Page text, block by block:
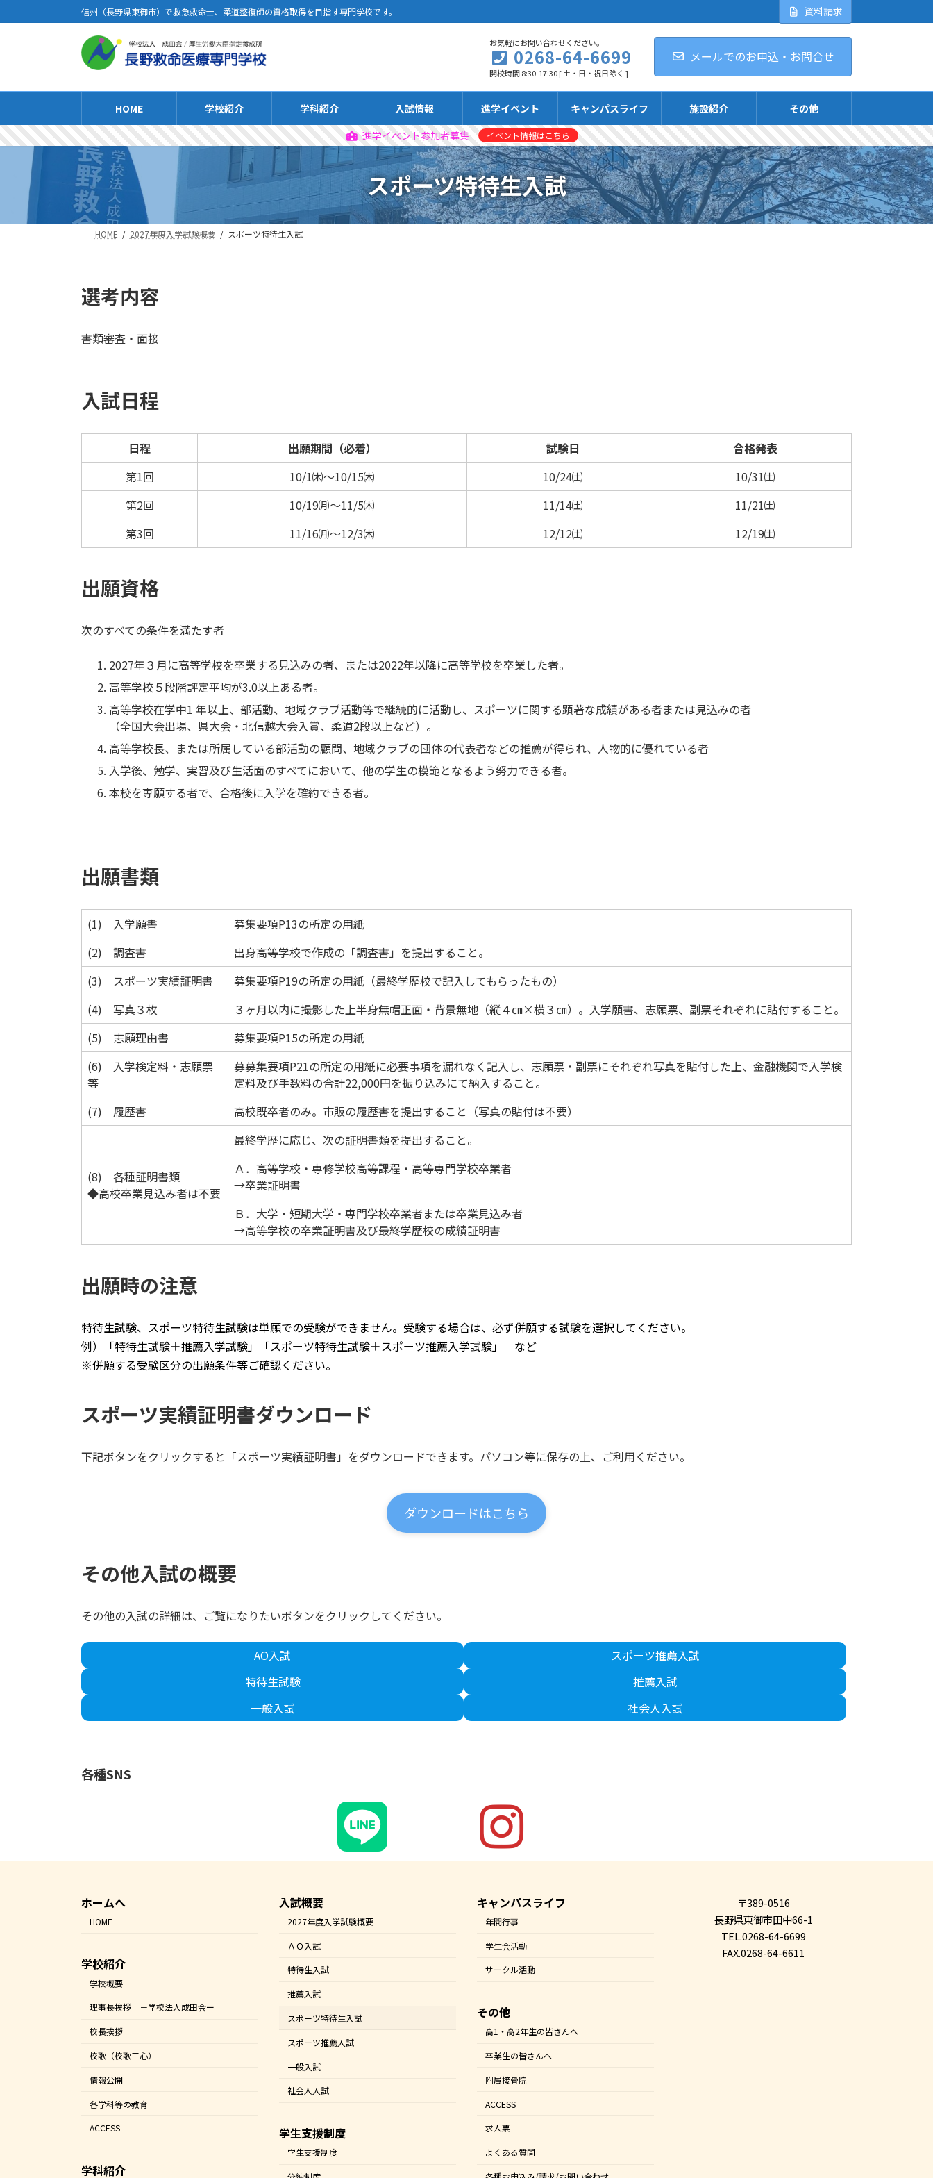
信州（長野県東御市）で救急救命士、柔道整復師の資格取得を目指す専門学校です。 資料請求
お気軽にお問い合わせください。
0268-64-6699
開校時間 8:30-17:30 [ 土・日・祝日除く ]
メールでのお申込・お問合せ
HOME 学校紹介 学科紹介 入試情報 進学イベント キャンパスライフ 施設紹介
その他
進学イベント参加者募集
イベント情報はこちら
スポーツ特待生入試
HOME 2027年度入学試験概要 スポーツ特待生入試
選考内容
書類審査・面接
入試日程
日程 出願期間（必着） 試験日
合格発表
第1回
10/1㈭～10/15㈭ 10/24㈯
10/31㈯
第2回
10/19㈪～11/5㈭ 11/14㈯
11/21㈯
第3回
11/16㈪～12/3㈭ 12/12㈯ 12/19㈯
出願資格
次のすべての条件を満たす者
2027年３月に高等学校を卒業する見込みの者、または2022年以降に高等学校を卒業した者。
高等学校５段階評定平均が3.0以上ある者。
高等学校在学中1 年以上、部活動、地域クラブ活動等で継続的に活動し、スポーツに関する顕著な成績がある者または見込みの者
（全国大会出場、県大会・北信越大会入賞、柔道2段以上など）。
高等学校長、または所属している部活動の顧問、地域クラブの団体の代表者などの推薦が得られ、人物的に優れている者
入学後、勉学、実習及び生活面のすべてにおいて、他の学生の模範となるよう努力できる者。
本校を専願する者で、合格後に入学を確約できる者。
出願書類
(1) 入学願書
募集要項P13の所定の用紙
(2) 調査書
出身高等学校で作成の「調査書」を提出すること。
(3) スポーツ実績証明書
募集要項P19の所定の用紙（最終学歴校で記入してもらったもの）
(4) 写真３枚
３ヶ月以内に撮影した上半身無帽正面・背景無地（縦４㎝×横３㎝）。入学願書、志願票、副票それぞれに貼付すること。
(5) 志願理由書
募集要項P15の所定の用紙
(6) 入学検定料・志願票
等
募募集要項P21の所定の用紙に必要事項を漏れなく記入し、志願票・副票にそれぞれ写真を貼付した上、金融機関で入学検
定料及び手数料の合計22,000円を振り込みにて納入すること。
(7) 履歴書
高校既卒者のみ。市販の履歴書を提出すること（写真の貼付は不要）
(8) 各種証明書類
◆高校卒業見込み者は不要
最終学歴に応じ、次の証明書類を提出すること。
Ａ．高等学校・専修学校高等課程・高等専門学校卒業者
→卒業証明書
Ｂ．大学・短期大学・専門学校卒業者または卒業見込み者
→高等学校の卒業証明書及び最終学歴校の成績証明書
出願時の注意
特待生試験、スポーツ特待生試験は単願での受験ができません。受験する場合は、必ず併願する試験を選択してください。
例）「特待生試験＋推薦入学試験」「スポーツ特待生試験＋スポーツ推薦入学試験」 など
※併願する受験区分の出願条件等ご確認ください。
スポーツ実績証明書ダウンロード
下記ボタンをクリックすると「スポーツ実績証明書」をダウンロードできます。パソコン等に保存の上、ご利用ください。
ダウンロードはこちら
その他入試の概要
その他の入試の詳細は、ご覧になりたいボタンをクリックしてください。
AO入試
スポーツ推薦入試
特待生試験
推薦入試
一般入試
社会人入試
各種SNS
ホームへ
HOME
学校紹介
学校概要
理事長挨拶 －学校法人成田会ー
校長挨拶
校歌（校歌三心）
情報公開
各学科等の教育
ACCESS
学科紹介
入試概要
2027年度入学試験概要
ＡＯ入試
特待生入試
推薦入試
スポーツ特待生入試
スポーツ推薦入試
一般入試
社会人入試
学生支援制度
学生支援制度
キャンパスライフ
年間行事
学生会活動
サークル活動
その他
高1・高2年生の皆さんへ
卒業生の皆さんへ
附属接骨院
ACCESS
求人票
よくある質問
〒389-0516
長野県東御市田中66-1
TEL.0268-64-6699
FAX.0268-64-6611